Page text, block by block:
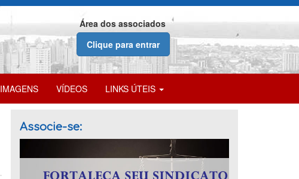
Área dos associados
Clique para entrar
IMAGENS VÍDEOS LINKS ÚTEIS
Associe-se: